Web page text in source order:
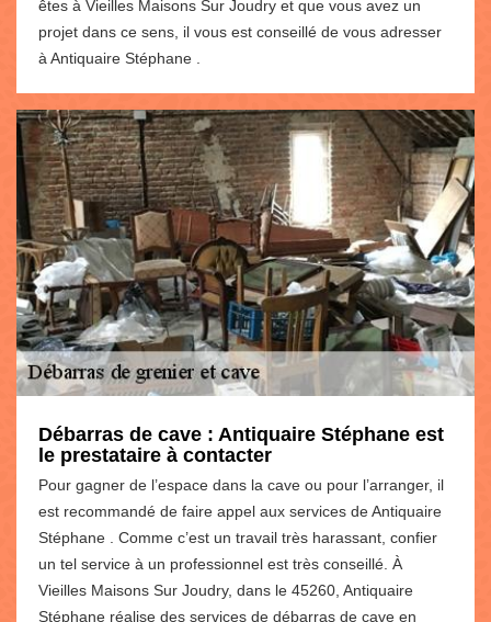
êtes à Vieilles Maisons Sur Joudry et que vous avez un
projet dans ce sens, il vous est conseillé de vous adresser
à Antiquaire Stéphane .
Débarras de cave : Antiquaire Stéphane est
le prestataire à contacter
Pour gagner de l’espace dans la cave ou pour l’arranger, il
est recommandé de faire appel aux services de Antiquaire
Stéphane . Comme c’est un travail très harassant, confier
un tel service à un professionnel est très conseillé. À
Vieilles Maisons Sur Joudry, dans le 45260, Antiquaire
Stéphane réalise des services de débarras de cave en